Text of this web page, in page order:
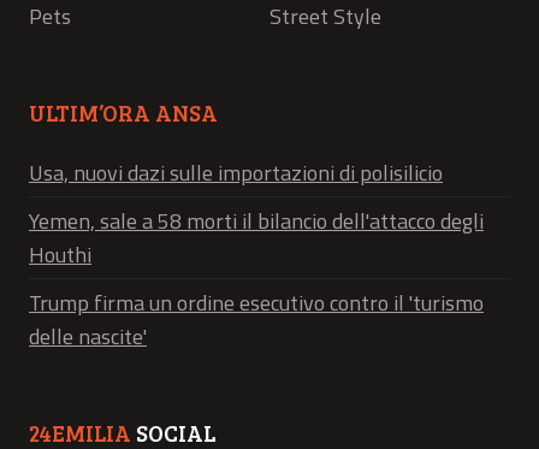
Pets
Street Style
ULTIM’ORA ANSA
Usa, nuovi dazi sulle importazioni di polisilicio
Yemen, sale a 58 morti il bilancio dell'attacco degli
Houthi
Trump firma un ordine esecutivo contro il 'turismo
delle nascite'
24EMILIA SOCIAL